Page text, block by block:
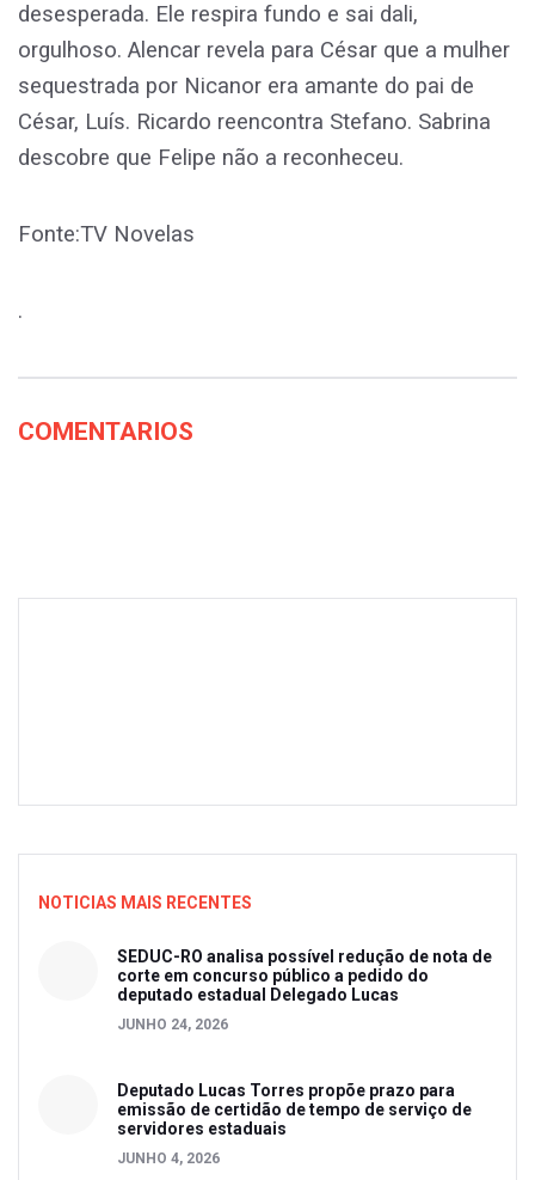
desesperada. Ele respira fundo e sai dali,
orgulhoso. Alencar revela para César que a mulher
sequestrada por Nicanor era amante do pai de
César, Luís. Ricardo reencontra Stefano. Sabrina
descobre que Felipe não a reconheceu.
Fonte:TV Novelas
.
COMENTARIOS
NOTICIAS MAIS RECENTES
SEDUC-RO analisa possível redução de nota de
corte em concurso público a pedido do
deputado estadual Delegado Lucas
JUNHO 24, 2026
Deputado Lucas Torres propõe prazo para
emissão de certidão de tempo de serviço de
servidores estaduais
JUNHO 4, 2026